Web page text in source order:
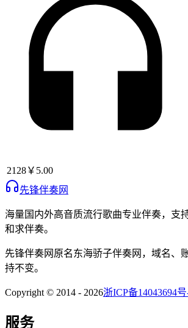
2128￥5.00
先锋伴奏网
海量国内外高音质流行歌曲专业伴奏，支
和求伴奏。
先锋伴奏网 原名东海骄子伴奏网 ，域名、
持不变。
Copyright © 2014 - 2026浙ICP备14043694号
服务